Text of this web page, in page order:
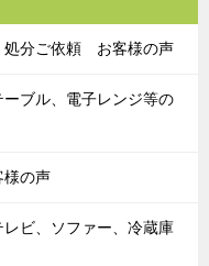
処分ご依頼 お客様の声
ーブル、電子レンジ等の
の声
ビ、ソファー、冷蔵庫